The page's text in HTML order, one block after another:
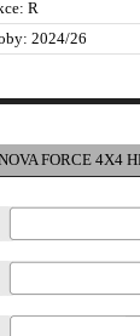
R
2024/26
FORCE 4X4